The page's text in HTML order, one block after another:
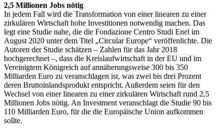
2,5 Millionen Jobs nötig
In jedem Fall wird die Transformation von einer linearen zu einer
zirkulären Wirtschaft hohe Investitionen notwendig machen. Das
legt eine Studie nahe, die die Fondazione Centro Studi Enel im
August 2020 unter dem Titel „Circular Europe“ veröffenlichte. Die
Autoren der Studie schätzen – Zahlen für das Jahr 2018
hochgerechnet –, dass die Kreislaufwirtschaft in der EU und im
Vereinigtem Königreich auf annäherungsweise 300 bis 350
Milliarden Euro zu veranschlagen ist, was zwei bis drei Prozent
deren Bruttoinlandsprodukt entspricht. Außerdem seien für den
Wechsel von einer linearen zu einer zirkulären Wirtschaft rund 2,5
Millionen Jobs nötig. An Investment veranschlagt die Studie 90 bis
110 Milliarden Euro, für die die Europäische Union aufkommen
sollte.